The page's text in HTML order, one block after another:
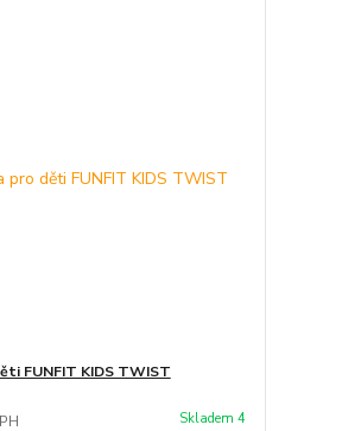
FUNFIT KIDS TWIST
Skladem 4